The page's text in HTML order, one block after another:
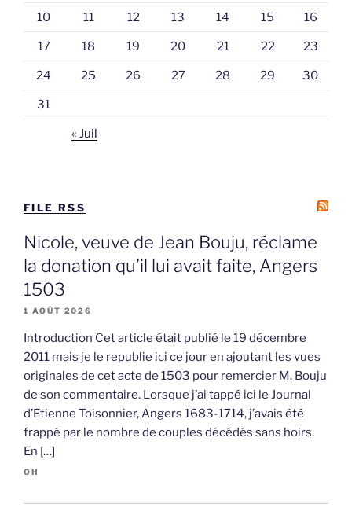
10 11 12 13 14 15 16
17 18 19 20 21 22 23
24 25 26 27 28 29 30
31
« Juil
FILE RSS
Nicole, veuve de Jean Bouju, réclame
la donation qu’il lui avait faite, Angers
1503
1 AOÛT 2026
Introduction Cet article était publié le 19 décembre
2011 mais je le republie ici ce jour en ajoutant les vues
originales de cet acte de 1503 pour remercier M. Bouju
de son commentaire. Lorsque j’ai tappé ici le Journal
d’Etienne Toisonnier, Angers 1683-1714, j’avais été
frappé par le nombre de couples décédés sans hoirs.
En […]
OH